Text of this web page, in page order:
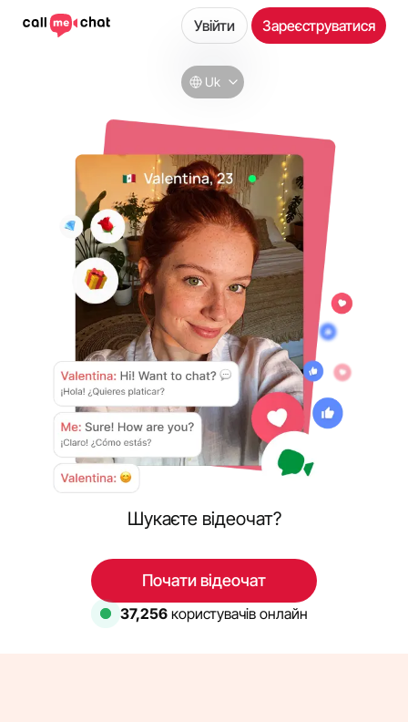
Uk
Увійти Зареєструватися
Шукаєте відеочат?
Почати відеочат
37,256 користувачів онлайн